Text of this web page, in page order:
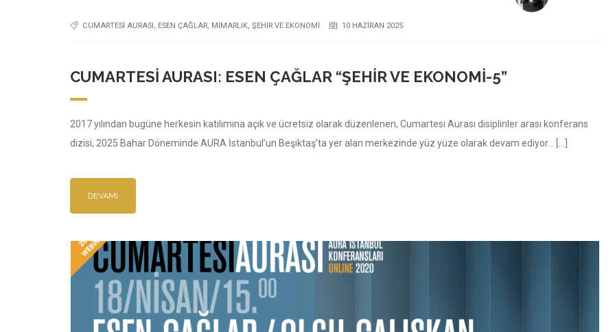
CUMARTESI AURASI, ESEN ÇAĞLAR, MIMARLIK, ŞEHIR VE EKONOMI 10 HAZIRAN 2025
CUMARTESI AURASI: ESEN ÇAĞLAR “ŞEHIR VE EKONOMI-5”
2017 yılından bugüne herkesin katılımına açık ve ücretsiz olarak düzenlenen, Cumartesi Aurası disiplinler arası konferans
dizisi, 2025 Bahar Döneminde AURA İstanbul’un Beşiktaş’ta yer alan merkezinde yüz yüze olarak devam ediyor… […]
DEVAMI